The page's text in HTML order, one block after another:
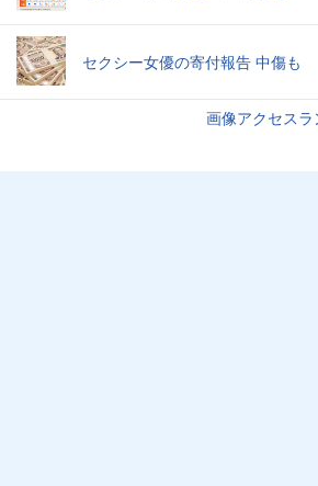
セクシー女優の寄付報告 中傷も
画像アクセス